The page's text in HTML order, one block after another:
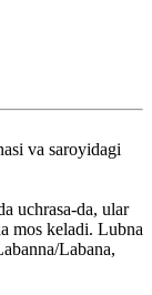
va saroyidagi
uchrasa-da, ular
mos keladi. Lubna
Labana,